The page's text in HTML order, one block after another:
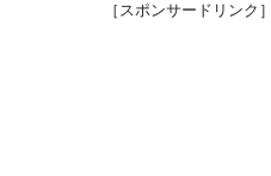
［スポンサードリンク］